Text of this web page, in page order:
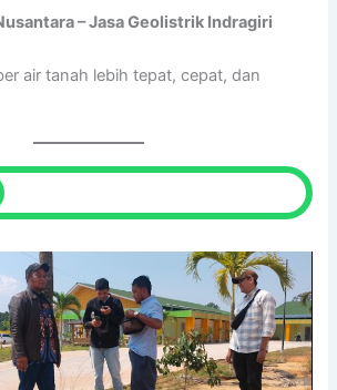
– Jasa Geolistrik Indragiri
air tanah lebih tepat, cepat, dan